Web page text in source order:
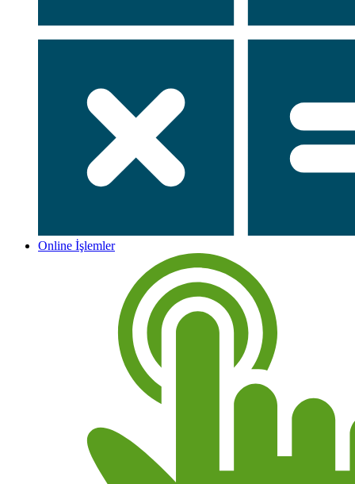
Online İşlemler